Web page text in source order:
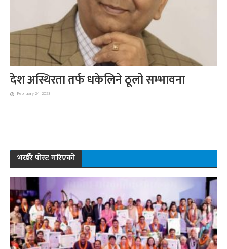
देश अस्थिरता तर्फ धकेलिने ठूलो सम्भावना
February 24, 2023
भर्खरै पोस्ट गरिएको